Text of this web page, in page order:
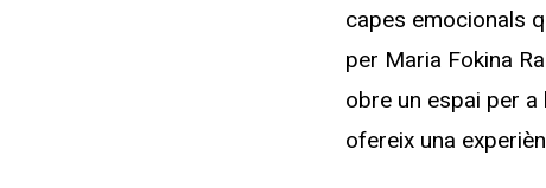
capes emocionals
per Maria Fokina
obre un espai per
ofereix una